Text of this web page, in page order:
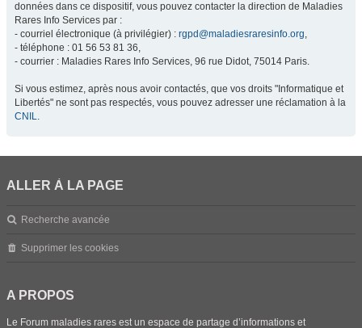
données dans ce dispositif, vous pouvez contacter la direction de Maladies
Rares Info Services par :
- courriel électronique (à privilégier) : rgpd@maladiesraresinfo.org,
- téléphone : 01 56 53 81 36,
- courrier : Maladies Rares Info Services, 96 rue Didot, 75014 Paris.
Si vous estimez, après nous avoir contactés, que vos droits "Informatique et
Libertés" ne sont pas respectés, vous pouvez adresser une réclamation à la
CNIL.
ALLER À LA PAGE
Recherche avancée
Supprimer les cookies
A PROPOS
Le Forum maladies rares est un espace de partage d’informations et